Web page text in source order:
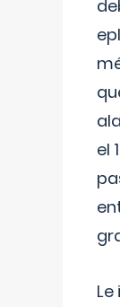
el